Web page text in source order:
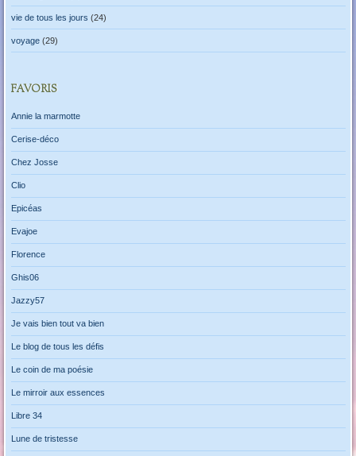
vie de tous les jours (24)
voyage(29)
FAVORIS
Annie la marmotte
Cerise-déco
Chez Josse
Clio
Epicéas
Evajoe
Florence
Ghis06
Jazzy57
Je vais bien tout va bien
Le blog de tous les défis
Le coin de ma poésie
Le mirroir aux essences
Libre 34
Lune de tristesse